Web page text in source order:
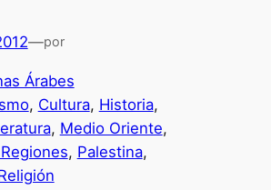
—por
Árabes
, Cultura, Historia
, Medio Oriente
, Palestina